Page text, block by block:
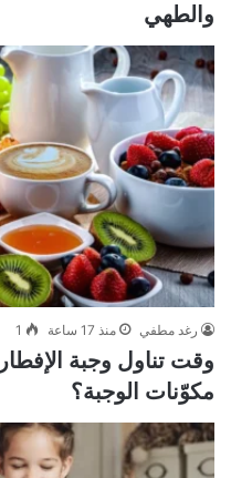
والطهي
رغد مطفي منذ 17 ساعة 1
وقت تناول وجبة
مكوّنات الوجبة؟